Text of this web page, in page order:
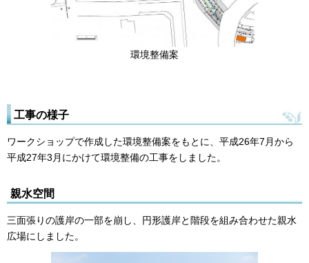
環境整備案
工事の様子
ワークショップで作成した環境整備案をもとに、平成26年7月から
平成27年3月にかけて環境整備の工事をしました。
親水空間
三面張りの護岸の一部を崩し、円形護岸と階段を組み合わせた親水
広場にしました。